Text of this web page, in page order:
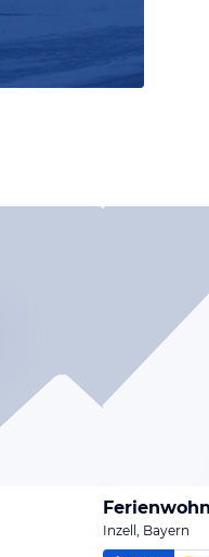
Inzell, Bayern